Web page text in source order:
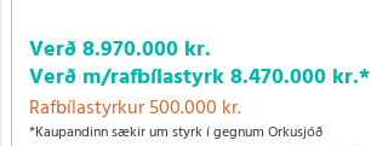
Verð8.970.000 kr.
Verð m/rafbílastyrk8.470.000 kr.*
Rafbílastyrkur 500.000 kr.
*Kaupandinn sækir um styrk í gegnum Orkusjóð